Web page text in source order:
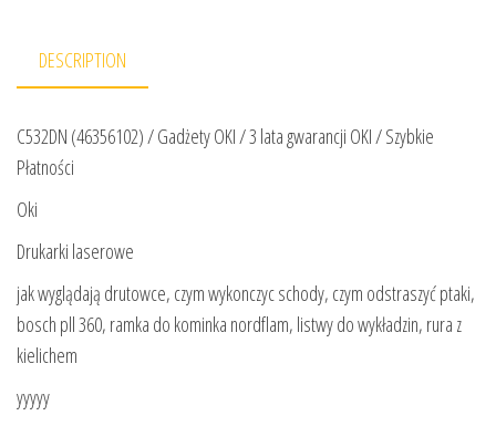
DESCRIPTION
C532DN (46356102) / Gadżety OKI / 3 lata gwarancji OKI / Szybkie
Płatności
Oki
Drukarki laserowe
jak wyglądają drutowce, czym wykonczyc schody, czym odstraszyć ptaki,
bosch pll 360, ramka do kominka nordflam, listwy do wykładzin, rura z
kielichem
yyyyy